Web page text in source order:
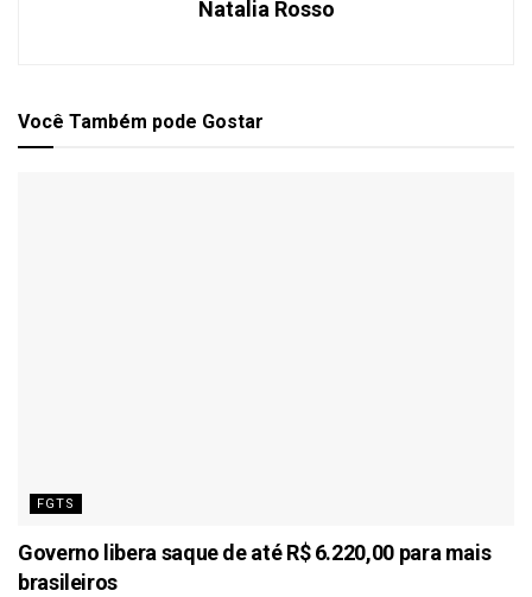
Natalia Rosso
Você Também pode Gostar
FGTS
Governo libera saque de até R$ 6.220,00 para mais
brasileiros